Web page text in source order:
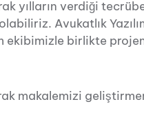
yılların verdiği
Avukatlık
ekibimizle birlikte
makalemizi